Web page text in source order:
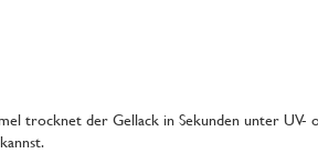
trocknet der Gellack in Sekunden unter UV-